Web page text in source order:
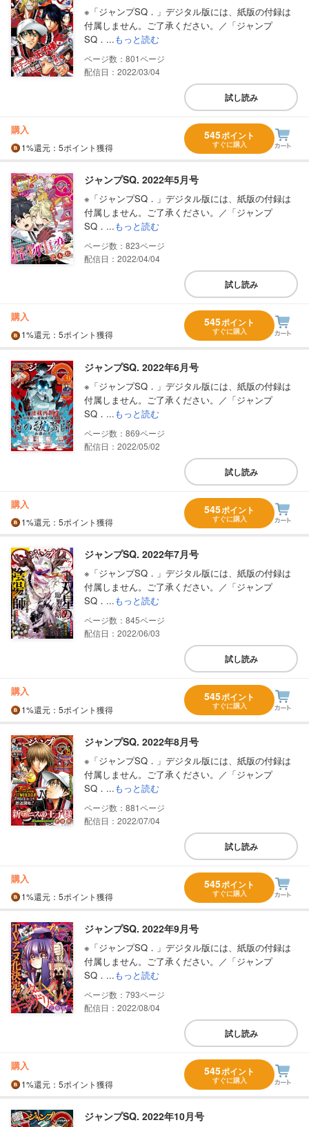
※「ジャンプSQ．」デジタル版には、紙版の付録は
付属しません。ご了承ください。／「ジャンプ
SQ．...もっと読む
801
配信日：2022/03/04
試し読み
購入
1%還元 ：5ポイント獲得
545ポイント
すぐに購入
ジャンプSQ. 2022年5月号
※「ジャンプSQ．」デジタル版には、紙版の付録は
付属しません。ご了承ください。／「ジャンプ
SQ．...もっと読む
823
配信日：2022/04/04
試し読み
購入
1%還元 ：5ポイント獲得
545ポイント
すぐに購入
ジャンプSQ. 2022年6月号
※「ジャンプSQ．」デジタル版には、紙版の付録は
付属しません。ご了承ください。／「ジャンプ
SQ．...もっと読む
869
配信日：2022/05/02
試し読み
購入
1%還元 ：5ポイント獲得
545ポイント
すぐに購入
ジャンプSQ. 2022年7月号
※「ジャンプSQ．」デジタル版には、紙版の付録は
付属しません。ご了承ください。／「ジャンプ
SQ．...もっと読む
845
配信日：2022/06/03
試し読み
購入
1%還元 ：5ポイント獲得
545ポイント
すぐに購入
ジャンプSQ. 2022年8月号
※「ジャンプSQ．」デジタル版には、紙版の付録は
付属しません。ご了承ください。／「ジャンプ
SQ．...もっと読む
881
配信日：2022/07/04
試し読み
購入
1%還元 ：5ポイント獲得
545ポイント
すぐに購入
ジャンプSQ. 2022年9月号
※「ジャンプSQ．」デジタル版には、紙版の付録は
付属しません。ご了承ください。／「ジャンプ
SQ．...もっと読む
793
配信日：2022/08/04
試し読み
購入
1%還元 ：5ポイント獲得
545ポイント
すぐに購入
ジャンプSQ. 2022年10月号